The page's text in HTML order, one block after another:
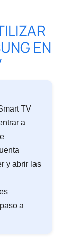
EN
TV
a
y abrir las
a